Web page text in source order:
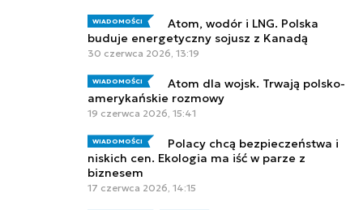
WIADOMOŚCI
Atom, wodór i LNG. Polska
buduje energetyczny sojusz z Kanadą
30 czerwca 2026, 13:19
WIADOMOŚCI
Atom dla wojsk. Trwają polsko-
amerykańskie rozmowy
19 czerwca 2026, 15:41
WIADOMOŚCI
Polacy chcą bezpieczeństwa i
niskich cen. Ekologia ma iść w parze z
biznesem
17 czerwca 2026, 14:15